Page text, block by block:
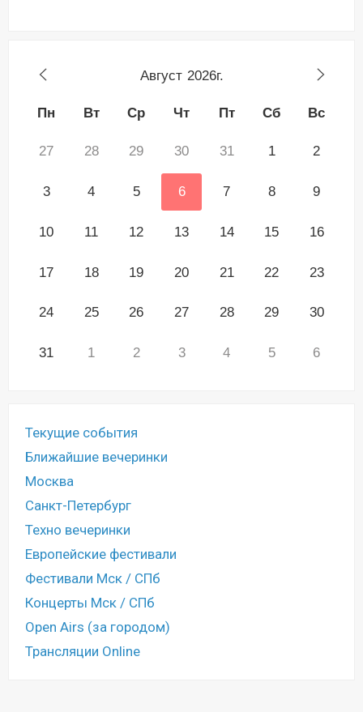
Август 2026г.
Пн Вт Ср Чт Пт Сб Вс
27 28 29 30 31 1 2
3 4 5 6 7 8 9
10 11 12 13 14 15 16
17 18 19 20 21 22 23
24 25 26 27 28 29 30
31 1 2 3 4 5 6
Текущие события
Ближайшие вечеринки
Москва
Санкт-Петербург
Техно вечеринки
Европейские фестивали
Фестивали Мск / СПб
Концерты Мск / СПб
Open Airs (за городом)
Трансляции Online